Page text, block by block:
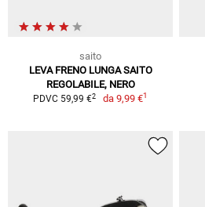
saito
LEVA FRENO LUNGA SAITO
REGOLABILE, NERO
PDVC 59,99 €2 da9,99 €1